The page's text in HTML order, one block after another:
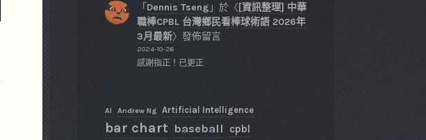
「 Dennis Tseng 」於〈[資訊整理] 中華
職棒CPBL 台灣鄉民看棒球術語 2026年
3月最新〉發佈留言
2024-10-26
感謝指正！已更正
AI Andrew Ng Artificial Intelligence
bar chart baseball cpbl